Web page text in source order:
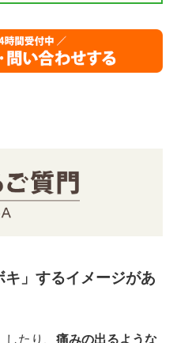
」するイメージがあ
したり、痛みの出るような